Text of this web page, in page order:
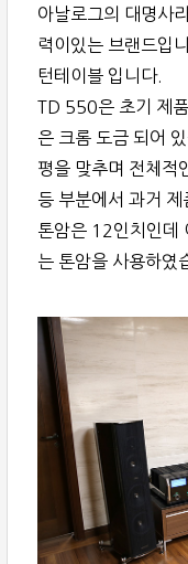
아날로그의 대명사
력이있는 브랜드입
턴테이블 입니다.
TD 550은 초기 제
은 크롬 도금 되어
평을 맞추며 전체적
등 부분에서 과거
톤암은 12인치인데
는 톤암을 사용하였